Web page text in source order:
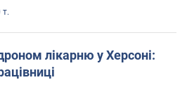
т.
лікарню у Херсоні: